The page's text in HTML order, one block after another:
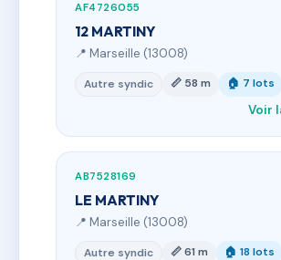
AF4726055
12 MARTINY
📍 Marseille (13008)
Autre syndic 📏 58 m 🏠 7 lots
Voir
AB7528169
LE MARTINY
📍 Marseille (13008)
Autre syndic 📏 61 m 🏠 18 lots